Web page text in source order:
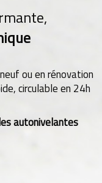
ou en rénovation
circulable en 24h
autonivelantes